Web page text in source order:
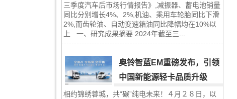
三季度汽车后市场行情报告》,减振器、蓄电池销量
同比分别增长4%、2%,机油、乘用车轮胎同比下滑
2%,而齿轮油、自动变速箱油同比降幅均在10%以
上 一、研究成果摘要 2024年截至三...
奥铃智蓝EM重磅发布，引领
中国新能源轻卡品质升级
相约锦绣蓉城，共“碳”纯电未来！４月２８日，以